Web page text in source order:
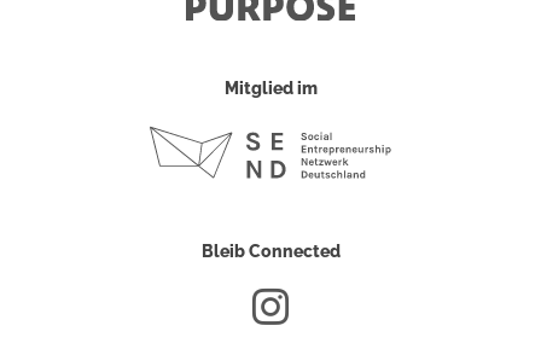
Mitglied im
Bleib Connected